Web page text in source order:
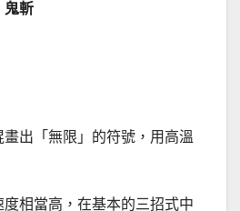
鬼斬
出「無限」的符號，用高溫
相當高，在基本的三招式中